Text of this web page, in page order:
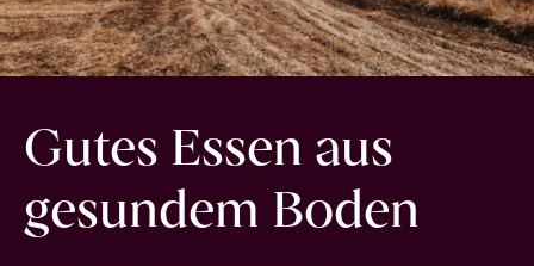
Gutes Essen aus
gesundem Boden